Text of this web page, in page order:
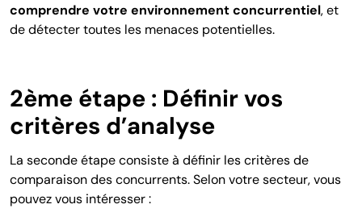
comprendre votre environnement concurrentiel, et
de détecter toutes les menaces potentielles.
2ème étape : Définir vos
critères d’analyse
La seconde étape consiste à définir les critères de
comparaison des concurrents. Selon votre secteur, vous
pouvez vous intéresser :